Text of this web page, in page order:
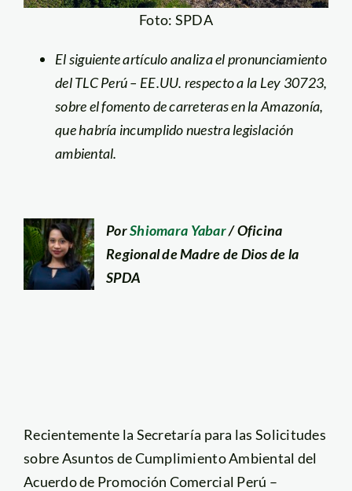
Foto: SPDA
El siguiente artículo analiza el pronunciamiento
del TLC Perú – EE.UU. respecto a la Ley 30723,
sobre el fomento de carreteras en la Amazonía,
que habría incumplido nuestra legislación
ambiental.
PorShiomara Yabar/ Oficina
Regional de Madre de Dios de la
SPDA
Recientemente la Secretaría para las Solicitudes
sobre Asuntos de Cumplimiento Ambiental del
Acuerdo de Promoción Comercial Perú –